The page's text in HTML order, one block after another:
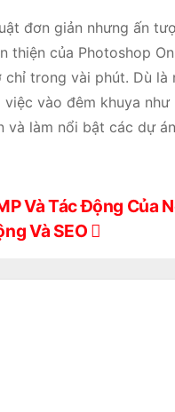
đơn giản nhưng ấn
thiện của Photoshop
trong vài phút. Dù là
vào đêm khuya
và làm nổi bật các dự
Và Tác Động Của
Và SEO